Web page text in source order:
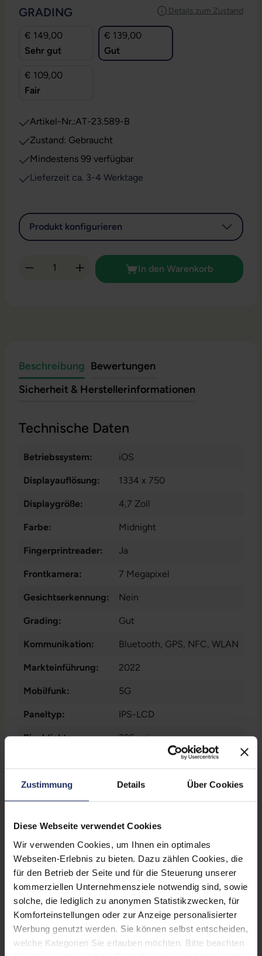
Zustimmung Details Über Cookies
Diese Webseite verwendet Cookies
Wir verwenden Cookies, um Ihnen ein optimales
Webseiten-Erlebnis zu bieten. Dazu zählen Cookies, die
für den Betrieb der Seite und für die Steuerung unserer
kommerziellen Unternehmensziele notwendig sind, sowie
solche, die lediglich zu anonymen Statistikzwecken, für
Komforteinstellungen oder zur Anzeige personalisierter
Werbung genutzt werden. Sie können selbst entscheiden,
welche Kategorien Sie erlauben möchten. Bitte beachten
Details zum Zustand
GRADING
€ 149,00
Sehr gut
€ 139,00
Gut
€ 109,00
Fair
Artikel-Nr.:AT-23.589-B
Zustand: Gebraucht
Mindestens 99 verfügbar
Lieferzeit ca. 3-4 Werktage
Produkt konfigurieren
Produkt Anzahl: Gib den gewünschten
In den Warenkorb
Beschreibung Bewertungen
Sicherheit & Herstellerinformationen
Technische Daten
Betriebssystem: iOS
Displayauflösung: 1334 x 750
Displaygröße: 4,7 Zoll
Farbe: Midnight
Fingerprintreader: Ja
Frontkamera: 7 Megapixel
Gesichtserkennung: Nein
Grading: Gut
Kommunikation: Bluetooth, GPS, NFC, WLAN
Markteinführung: 2022
Mobilfunk: 5G
Paneltyp: IPS-LCD
Pixeldichte: 326 ppi
Rückkamera: 12 Megapixel
Schnittstellen: 1x Lightning
Zustand: Gebraucht
Datenspeicher: 64 GB
Partnerprogramm: Ja
Arbeitsspeicher: 4 GB
Prozessor: Apple A15 Bionic @ 3,2 GHz